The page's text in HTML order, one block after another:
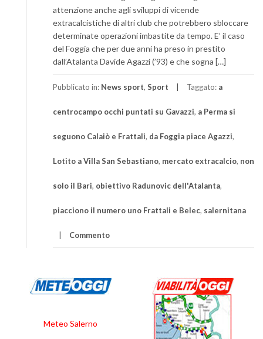
attenzione anche agli sviluppi di vicende
extracalcistiche di altri club che potrebbero sbloccare
determinate operazioni imbastite da tempo. E’ il caso
del Foggia che per due anni ha preso in prestito
dall’Atalanta Davide Agazzi (’93) e che sogna […]
Pubblicato in: News sport, Sport Taggato: a
centrocampo occhi puntati su Gavazzi, a Perma si
seguono Calaiò e Frattali, da Foggia piace Agazzi,
Lotito a Villa San Sebastiano, mercato extracalcio, non
solo il Bari, obiettivo Radunovic dell'Atalanta,
piacciono il numero uno Frattali e Belec, salernitana
Commento
Meteo Salerno